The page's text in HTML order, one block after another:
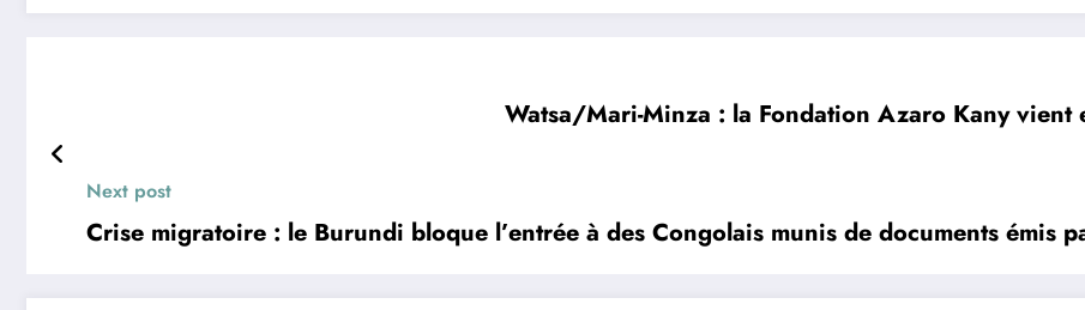
Watsa/Mari-Minza : la Fondation Azaro Kany vient
Next post
Crise migratoire : le Burundi bloque l’entrée à des Congolais munis de documents émis